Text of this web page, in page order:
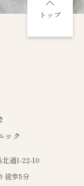
ック
通1-22-10
徒歩5分
トップ